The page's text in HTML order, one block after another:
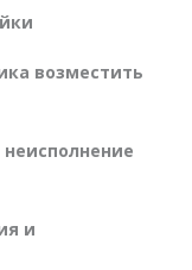
возместить
неисполнение
и